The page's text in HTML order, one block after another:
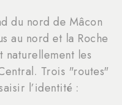
du nord de Mâcon
au nord et la Roche
naturellement les
Trois "routes"
l’identité :